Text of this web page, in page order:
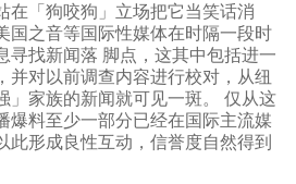
在「狗咬狗」立场把它当笑话消
国之音等国际性媒体在时隔一段时
寻找新闻落 脚点，这其中包括进一
并对以前调查内容进行校对，从纽
家族的新闻就可见一斑。
仅从这
爆料至少一部分已经在国际主流媒
此形成良性互动，信誉度自然得到